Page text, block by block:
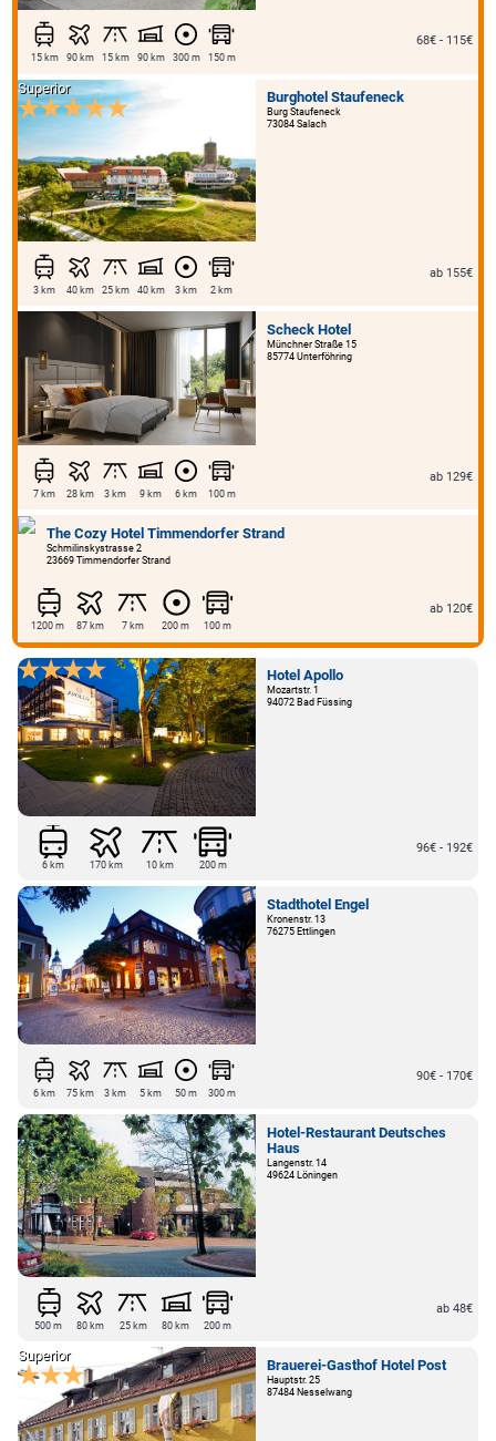
15 km 90 km 15 km 90 km 300 m 150 m
68€ - 115€
Burghotel Staufeneck
Burg Staufeneck
73084 Salach
Superior
3 km 40 km 25 km 40 km 3 km 2 km
ab 155€
Scheck Hotel
Münchner Straße 15
85774 Unterföhring
7 km 28 km 3 km 9 km 6 km 100 m
ab 129€
The Cozy Hotel Timmendorfer Strand
Schmilinskystrasse 2
23669 Timmendorfer Strand
1200 m 87 km 7 km 200 m 100 m
ab 120€
Hotel Apollo
Mozartstr. 1
94072 Bad Füssing
6 km 170 km 10 km 200 m
96€ - 192€
Stadthotel Engel
Kronenstr. 13
76275 Ettlingen
6 km 75 km 3 km 5 km 50 m 300 m
90€ - 170€
Hotel-Restaurant Deutsches
Haus
Langenstr. 14
49624 Löningen
500 m 80 km 25 km 80 km 200 m
ab 48€
Brauerei-Gasthof Hotel Post
Hauptstr. 25
87484 Nesselwang
Superior